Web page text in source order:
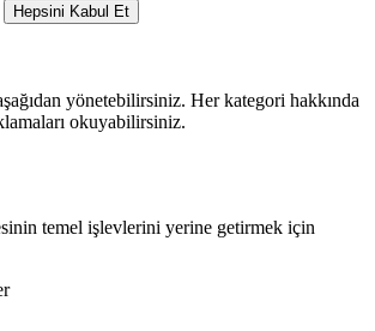
Hepsini Kabul Et
yönetebilirsiniz. Her kategori hakkında
okuyabilirsiniz.
temel işlevlerini yerine getirmek için